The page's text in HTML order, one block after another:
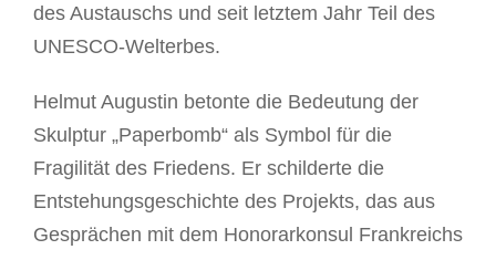
des Austauschs und seit letztem Jahr Teil des
UNESCO-Welterbes.
Helmut Augustin betonte die Bedeutung der
Skulptur „Paperbomb“ als Symbol für die
Fragilität des Friedens. Er schilderte die
Entstehungsgeschichte des Projekts, das aus
Gesprächen mit dem Honorarkonsul Frankreichs